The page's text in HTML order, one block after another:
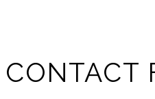
CONTACT